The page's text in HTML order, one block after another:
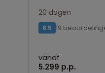
20 dagen
8.5 19
vanaf
5.299 p.p.